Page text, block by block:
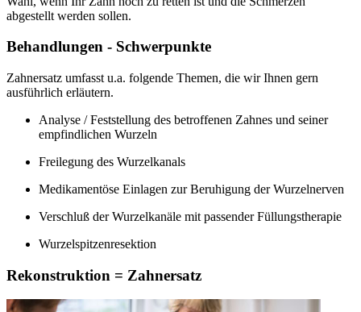
abgestellt werden sollen.
Behandlungen - Schwerpunkte
Zahnersatz umfasst u.a. folgende Themen, die wir Ihnen gern
ausführlich erläutern.
Analyse / Feststellung des betroffenen Zahnes und seiner
empfindlichen Wurzeln
Freilegung des Wurzelkanals
Medikamentöse Einlagen zur Beruhigung der Wurzelnerven
Verschluß der Wurzelkanäle mit passender Füllungstherapie
Wurzelspitzenresektion
Rekonstruktion = Zahnersatz